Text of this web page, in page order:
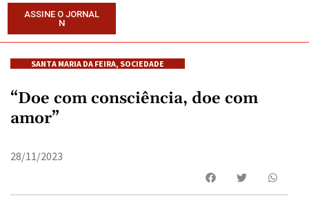
ASSINE O JORNAL
N
SANTA MARIA DA FEIRA, SOCIEDADE
“Doe com consciência, doe com
amor”
28/11/2023